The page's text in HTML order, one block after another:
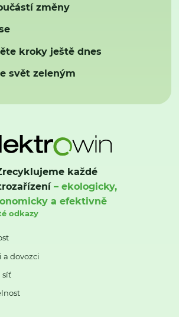
změny
kroky ještě dnes
svět zeleným
každé
– ekologicky,
a efektivně
odkazy
a dovozci
síť